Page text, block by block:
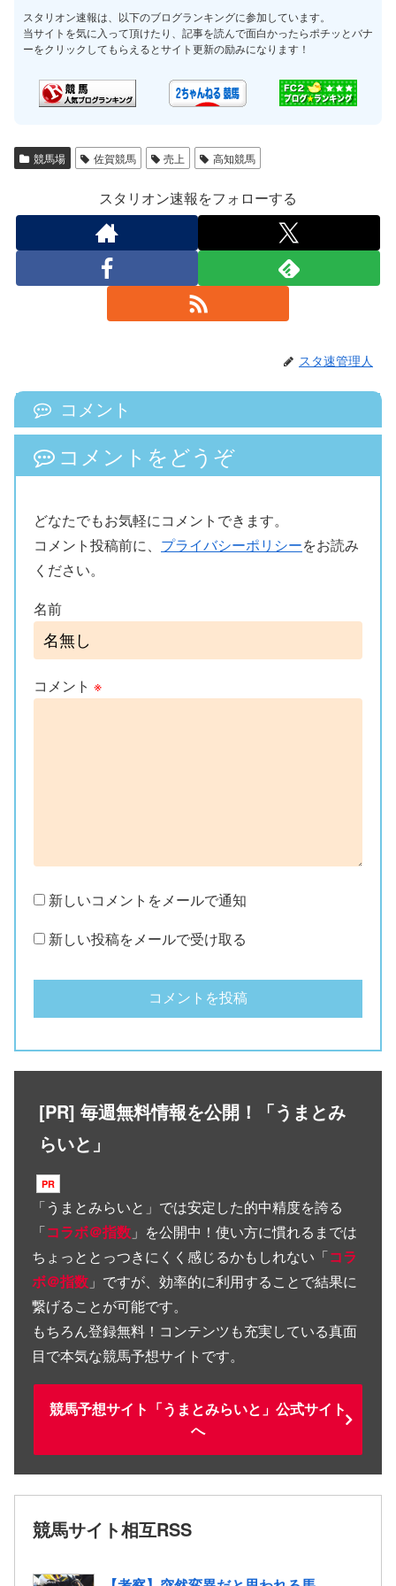
スタリオン速報は、以下のブログランキングに参加しています。
当サイトを気に入って頂けたり、記事を読んで面白かったらポチッとバナ
ーをクリックしてもらえるとサイト更新の励みになります！
競馬場 佐賀競馬 売上 高知競馬
スタリオン速報をフォローする
スタ速管理人
コメント
コメントをどうぞ
どなたでもお気軽にコメントできます。
コメント投稿前に、 プライバシーポリシーをお読み
ください。
名前
コメント ※
新しいコメントをメールで通知
新しい投稿をメールで受け取る
[PR] 毎週無料情報を公開！「うまとみ
らいと」
「うまとみらいと 」では安定した的中精度を誇る
「コラボ＠指数 」を公開中！使い方に慣れるまでは
ちょっととっつきにくく感じるかもしれない「コラ
ボ＠指数 」ですが、効率的に利用することで結果に
繋げることが可能です。
もちろん登録無料！コンテンツも充実している真面
目で本気な競馬予想サイトです。
競馬予想サイト「うまとみらいと」公式サイト
へ
競馬サイト相互RSS